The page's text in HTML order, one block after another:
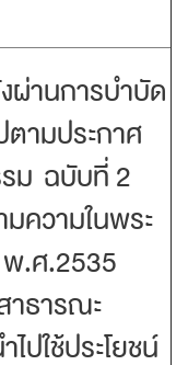
ผ่านการบำบัด
ตามประกาศ
ม ฉบับที่ 2
ความในพระ
.ศ.2535
าธารณะ
ปใช้ประโยชน์